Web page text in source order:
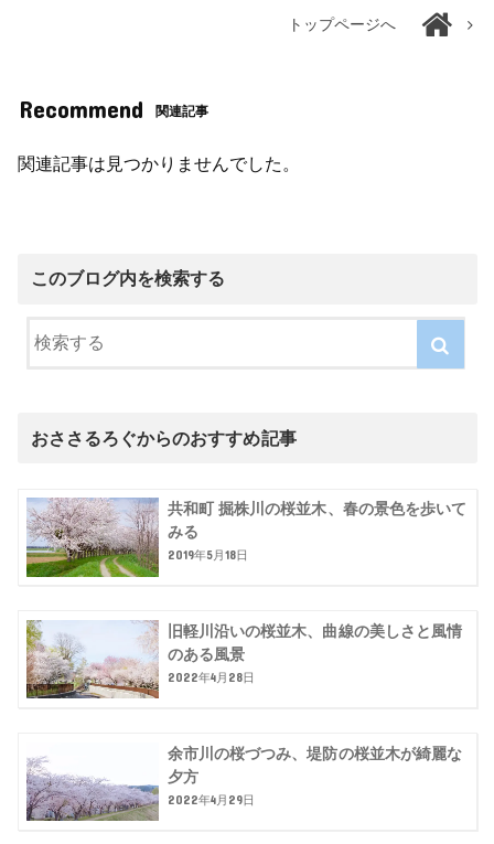
トップページへ
Recommend 関連記事
関連記事は見つかりませんでした。
このブログ内を検索する
おささるろぐからのおすすめ記事
共和町 掘株川の桜並木、春の景色を歩いて
みる
2019年5月18日
旧軽川沿いの桜並木、曲線の美しさと風情
のある風景
2022年4月28日
余市川の桜づつみ、堤防の桜並木が綺麗な
夕方
2022年4月29日